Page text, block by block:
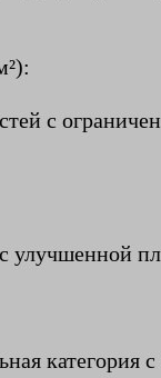
с
категория